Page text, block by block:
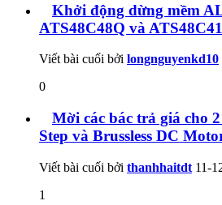
Khởi động dừng mềm
ATS48C48Q và
Viết bài cuối bởi longnguyenkd10
0
Mời các bác trả giá cho
Step và Brussless DC
Viết bài cuối bởi thanhhaitdt 11-
1